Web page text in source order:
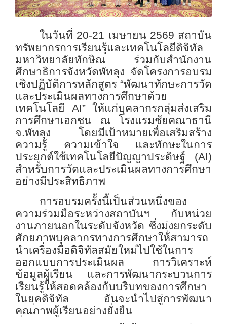
ในวันที่ 20-21 เมษายน 2569 สถาบัน
ทรัพยากรการเรียนรู้และเทคโนโลยีดิจิทัล
มหาวิทยาลัยทักษิณ ร่วมกับสำนักงาน
ศึกษาธิการจังหวัดพัทลุง จัดโครงการอบรม
เชิงปฏิบัติการหลักสูตร “พัฒนาทักษะการวัด
และประเมินผลทางการศึกษาด้วย
เทคโนโลยี AI” ให้แก่บุคลากรกลุ่มส่งเสริม
การศึกษาเอกชน ณ โรงแรมชัยคณาธานี
จ.พัทลุง โดยมีเป้าหมายเพื่อเสริมสร้าง
ความรู้ ความเข้าใจ และทักษะในการ
ประยุกต์ใช้เทคโนโลยีปัญญาประดิษฐ์ (AI)
สำหรับการวัดและประเมินผลทางการศึกษา
อย่างมีประสิทธิภาพ
การอบรมครั้งนี้เป็นส่วนหนึ่งของ
ความร่วมมือระหว่างสถาบันฯ กับหน่วย
งานภายนอกในระดับจังหวัด ซึ่งมุ่งยกระดับ
ศักยภาพบุคลากรทางการศึกษาให้สามารถ
นำเครื่องมือดิจิทัลสมัยใหม่ไปใช้ในการ
ออกแบบการประเมินผล การวิเคราะห์
ข้อมูลผู้เรียน และการพัฒนากระบวนการ
เรียนรู้ให้สอดคล้องกับบริบทของการศึกษา
ในยุคดิจิทัล อันจะนำไปสู่การพัฒนา
คุณภาพผู้เรียนอย่างยั่งยืน